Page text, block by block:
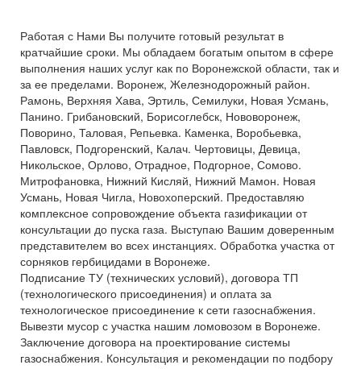
Работая с Нами Вы получите готовый результат в
кратчайшие сроки. Мы обладаем богатым опытом в сфере
выполнения наших услуг как по Воронежской области, так и
за ее пределами. Воронеж, Железнодорожный район.
Рамонь, Верхняя Хава, Эртиль, Семилуки, Новая Усмань,
Панино. Грибановский, Борисоглебск, Нововоронеж,
Поворино, Таловая, Репьевка. Каменка, Воробьевка,
Павловск, Подгоренский, Калач. Чертовицы, Девица,
Никольское, Орлово, Отрадное, Подгорное, Сомово.
Митрофановка, Нижний Кисляй, Нижний Мамон. Новая
Усмань, Новая Чигла, Новохоперский. Предоставляю
комплексное сопровождение объекта газификации от
консультации до пуска газа. Выступаю Вашим доверенным
представителем во всех инстанциях. Обработка участка от
сорняков гербицидами в Воронеже.
Подписание ТУ (технических условий), договора ТП
(технологического присоединения) и оплата за
технологическое присоединение к сети газоснабжения.
Вывезти мусор с участка нашим ломовозом в Воронеже.
Заключение договора на проектирование системы
газоснабжения. Консультация и рекомендации по подбору